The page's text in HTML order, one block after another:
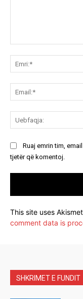
Ruaj emrin tim,
tjetër që komentoj.
This site uses
comment data is
SHKRIMET E FUNDIT